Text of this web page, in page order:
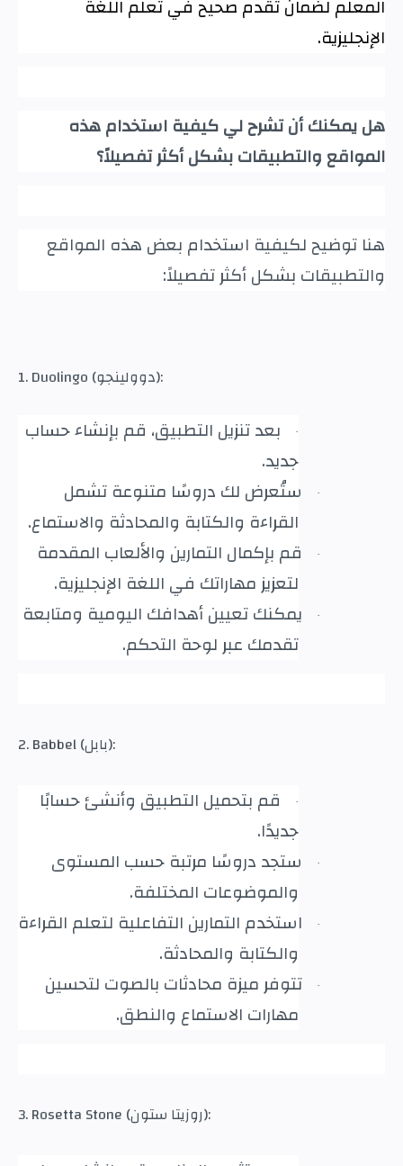
المعلم لضمان تقدم صحيح في تعلم اللغة
الإنجليزية.
هل يمكنك أن تشرح لي كيفية استخدام هذه
المواقع والتطبيقات بشكل أكثر تفصيلاً؟
هنا توضيح لكيفية استخدام بعض هذه المواقع
والتطبيقات بشكل أكثر تفصيلاً:
1. Duolingo (دوولينجو):
·
بعد تنزيل التطبيق، قم بإنشاء حساب
جديد.
·
ستُعرض لك دروسًا متنوعة تشمل
القراءة والكتابة والمحادثة والاستماع.
·
قم بإكمال التمارين والألعاب المقدمة
لتعزيز مهاراتك في اللغة الإنجليزية.
·
يمكنك تعيين أهدافك اليومية ومتابعة
تقدمك عبر لوحة التحكم.
2. Babbel (بابل):
·
قم بتحميل التطبيق وأنشئ حسابًا
جديدًا.
·
ستجد دروسًا مرتبة حسب المستوى
والموضوعات المختلفة.
·
استخدم التمارين التفاعلية لتعلم القراءة
والكتابة والمحادثة.
·
تتوفر ميزة محادثات بالصوت لتحسين
مهارات الاستماع والنطق.
3. Rosetta Stone (روزيتا ستون):